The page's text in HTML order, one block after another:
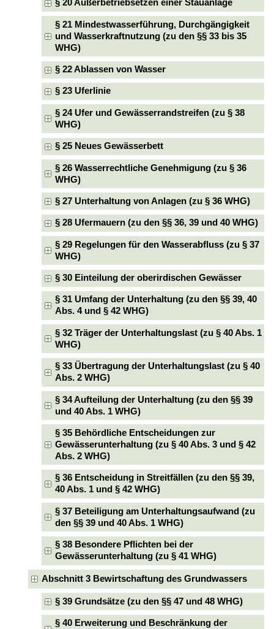
§ 20 Außerbetriebsetzen einer Stauanlage
§ 21 Mindestwasserführung, Durchgängigkeit
und Wasserkraftnutzung (zu den §§ 33 bis 35
WHG)
§ 22 Ablassen von Wasser
§ 23 Uferlinie
§ 24 Ufer und Gewässerrandstreifen (zu § 38
WHG)
§ 25 Neues Gewässerbett
§ 26 Wasserrechtliche Genehmigung (zu § 36
WHG)
§ 27 Unterhaltung von Anlagen (zu § 36 WHG)
§ 28 Ufermauern (zu den §§ 36, 39 und 40 WHG)
§ 29 Regelungen für den Wasserabfluss (zu § 37
WHG)
§ 30 Einteilung der oberirdischen Gewässer
§ 31 Umfang der Unterhaltung (zu den §§ 39, 40
Abs. 4 und § 42 WHG)
§ 32 Träger der Unterhaltungslast (zu § 40 Abs. 1
WHG)
§ 33 Übertragung der Unterhaltungslast (zu § 40
Abs. 2 WHG)
§ 34 Aufteilung der Unterhaltung (zu den §§ 39
und 40 Abs. 1 WHG)
§ 35 Behördliche Entscheidungen zur
Gewässerunterhaltung (zu § 40 Abs. 3 und § 42
Abs. 2 WHG)
§ 36 Entscheidung in Streitfällen (zu den §§ 39,
40 Abs. 1 und § 42 WHG)
§ 37 Beteiligung am Unterhaltungsaufwand (zu
den §§ 39 und 40 Abs. 1 WHG)
§ 38 Besondere Pflichten bei der
Gewässerunterhaltung (zu § 41 WHG)
Abschnitt 3 Bewirtschaftung des Grundwassers
§ 39 Grundsätze (zu den §§ 47 und 48 WHG)
§ 40 Erweiterung und Beschränkung der